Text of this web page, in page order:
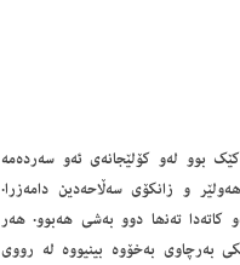
جار لە ساڵی1968 دا دامەزرا کە یەکێک بوو لەو کۆلێجانەی ئەو سەردەمە
گواسترایەوە بۆ ھەولێر و زانکۆی سەڵاحەدین دامەزرا.
کە لەو کاتەدا تەنھا دوو بەشی ھەبوو. ھەر
بەرچاوی بەخۆوە بینیووە لە رووی